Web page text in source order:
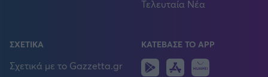
Τελευταία Νέα
ΣΧΕΤΙΚΑ
Σχετικά με το Gazzetta.gr
ΚΑΤΕΒΑΣΕ ΤΟ APP
Android
IOS